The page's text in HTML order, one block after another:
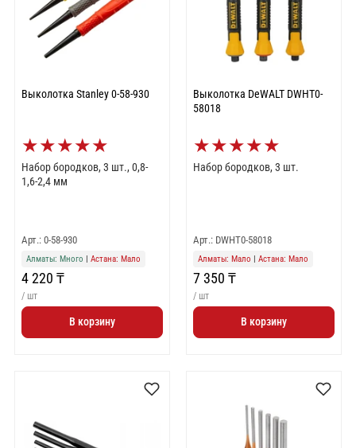
Выколотка Stanley 0-58-930
★★★★★
Набор бородков, 3 шт., 0,8-
1,6-2,4 мм
Арт.: 0-58-930
Алматы: Много | Астана: Мало
4 220 ₸
/ шт
В корзину
Выколотка DeWALT DWHT0-
58018
★★★★★
Набор бородков, 3 шт.
Арт.: DWHT0-58018
Алматы: Мало | Астана: Мало
7 350 ₸
/ шт
В корзину